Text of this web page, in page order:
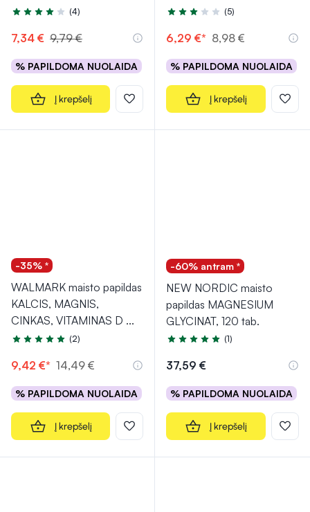
Įvertinimas 4.0 iš 5
(4)
7,34 € 9,79 €
% PAPILDOMA NUOLAIDA
Į krepšelį
Įvertinimas 3.0 iš 5
(5)
6,29 €* 8,98 €
% PAPILDOMA NUOLAIDA
Į krepšelį
-35% *
WALMARK maisto papildas
KALCIS, MAGNIS,
CINKAS, VITAMINAS D ...
Įvertinimas 4.5 iš 5
(2)
9,42 €* 14,49 €
% PAPILDOMA NUOLAIDA
Į krepšelį
-60% antram *
NEW NORDIC maisto
papildas MAGNESIUM
GLYCINAT, 120 tab.
Įvertinimas 5.0 iš 5
(1)
37,59 €
% PAPILDOMA NUOLAIDA
Į krepšelį